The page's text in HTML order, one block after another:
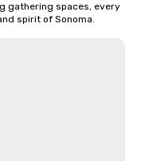
gathering spaces, every
spirit of Sonoma.